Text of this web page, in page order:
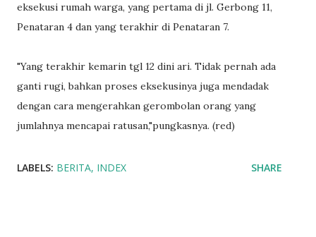
eksekusi rumah warga, yang pertama di jl. Gerbong 11,
Penataran 4 dan yang terakhir di Penataran 7.
"Yang terakhir kemarin tgl 12 dini ari. Tidak pernah ada
ganti rugi, bahkan proses eksekusinya juga mendadak
dengan cara mengerahkan gerombolan orang yang
jumlahnya mencapai ratusan,"pungkasnya. (red)
LABELS: BERITA INDEX SHARE